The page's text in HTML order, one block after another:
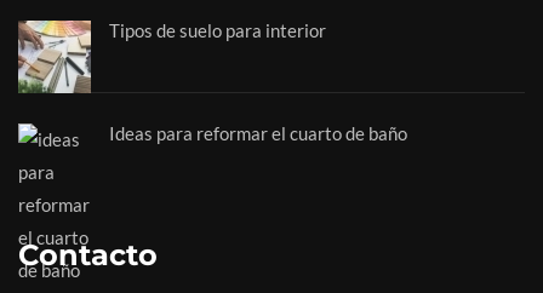
Tipos de suelo para interior
Ideas para reformar el cuarto de baño
Contacto